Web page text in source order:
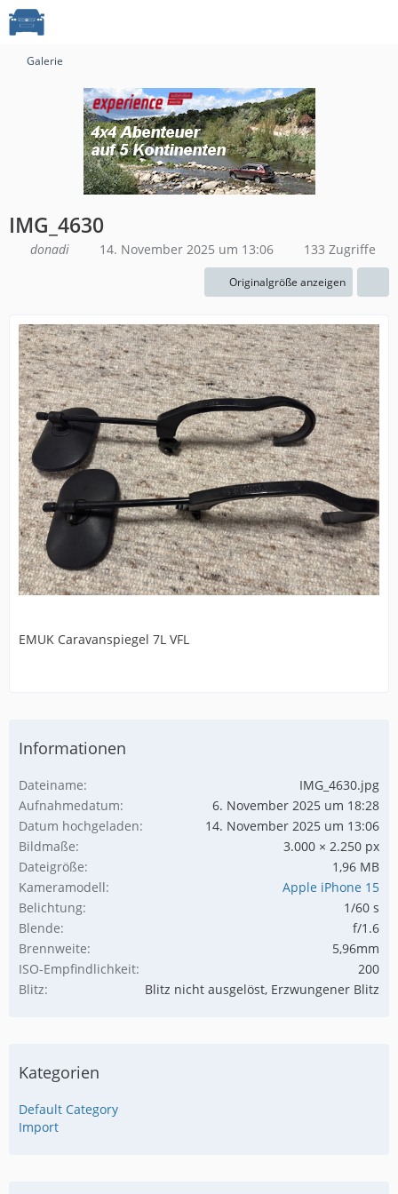
Galerie
IMG_4630
donadi 14. November 2025 um 13:06 133 Zugriffe
Originalgröße anzeigen
EMUK Caravanspiegel 7L VFL
Informationen
Dateiname
IMG_4630.jpg
Aufnahmedatum
6. November 2025 um 18:28
Datum hochgeladen
14. November 2025 um 13:06
Bildmaße
3.000 × 2.250 px
Dateigröße
1,96 MB
Kameramodell
Apple iPhone 15
Belichtung
1/60 s
Blende
f/1.6
Brennweite
5,96mm
ISO-Empfindlichkeit
200
Blitz
Blitz nicht ausgelöst, Erzwungener Blitz
Kategorien
Default Category
Import